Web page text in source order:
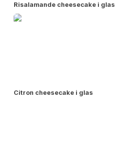
Risalamande cheesecake i glas
Citron cheesecake i glas